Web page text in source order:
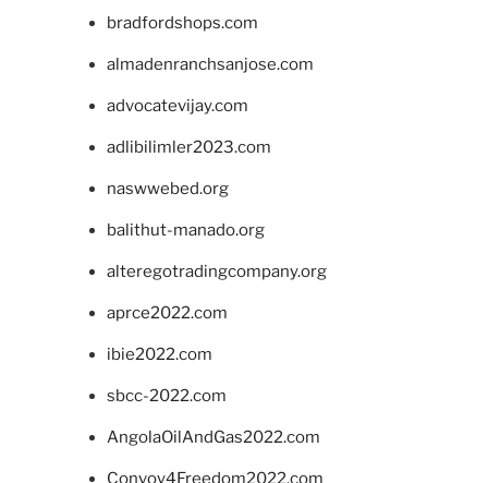
bradfordshops.com
almadenranchsanjose.com
advocatevijay.com
adlibilimler2023.com
naswwebed.org
balithut-manado.org
alteregotradingcompany.org
aprce2022.com
ibie2022.com
sbcc-2022.com
AngolaOilAndGas2022.com
Convoy4Freedom2022.com